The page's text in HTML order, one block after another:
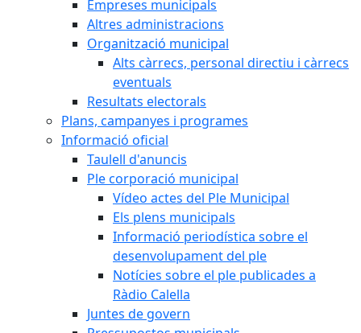
Empreses municipals
Altres administracions
Organització municipal
Alts càrrecs, personal directiu i càrrecs
eventuals
Resultats electorals
Plans, campanyes i programes
Informació oficial
Taulell d'anuncis
Ple corporació municipal
Vídeo actes del Ple Municipal
Els plens municipals
Informació periodística sobre el
desenvolupament del ple
Notícies sobre el ple publicades a
Ràdio Calella
Juntes de govern